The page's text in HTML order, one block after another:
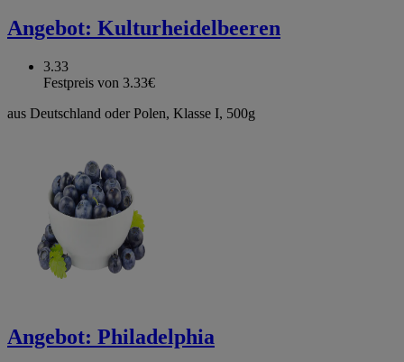
Angebot: Kulturheidelbeeren
3.33
Festpreis von 3.33€
aus Deutschland oder Polen, Klasse I, 500g
Angebot: Philadelphia